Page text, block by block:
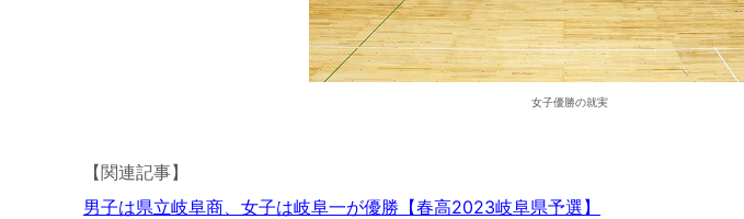
女子優勝の就実
【関連記事】
男子は県立岐阜商、女子は岐阜一が優勝【春高2023岐阜県予選】